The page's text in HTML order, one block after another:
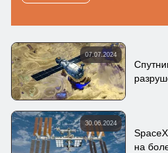
07.07.2024
30.06.2024
на